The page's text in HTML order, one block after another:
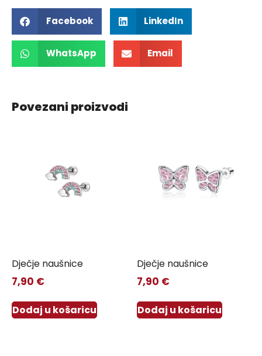
Facebook LinkedIn
WhatsApp Email
Povezani proizvodi
Dječje naušnice
7,90 €
Dodaj u košaricu
Dječje naušnice
7,90 €
Dodaj u košaricu